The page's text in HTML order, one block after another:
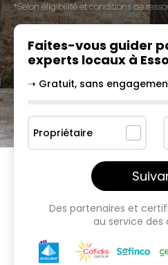
*Selon éligibilité et conditions de
Faites-vous guider
experts locaux à
➝ Gratuit, sans
Propriétaire
Des partenaires et
au service des